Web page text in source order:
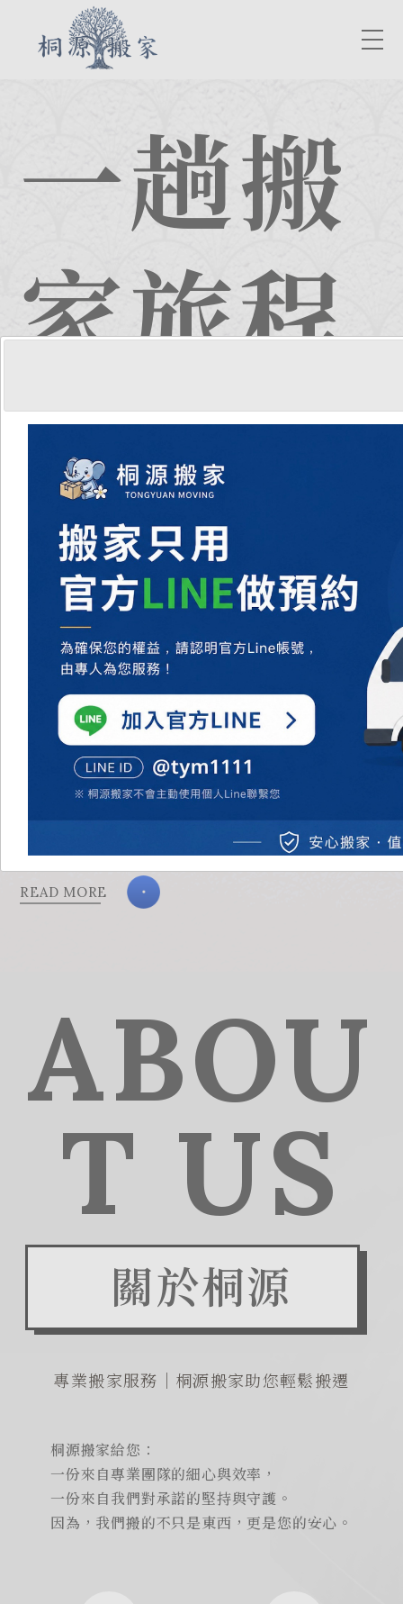
一趟搬
家旅程
兩份安
心保證
是搬 得快，而是 搬 得
READ MORE
ABOU
T US
關於桐源
專業搬家服務｜桐源搬家助您輕鬆搬遷
桐源搬家給您：
一份來自專業團隊的細心與效率，
一份來自我們對承諾的堅持與守護。
因為，我們搬的不只是東西，更是您的安心。